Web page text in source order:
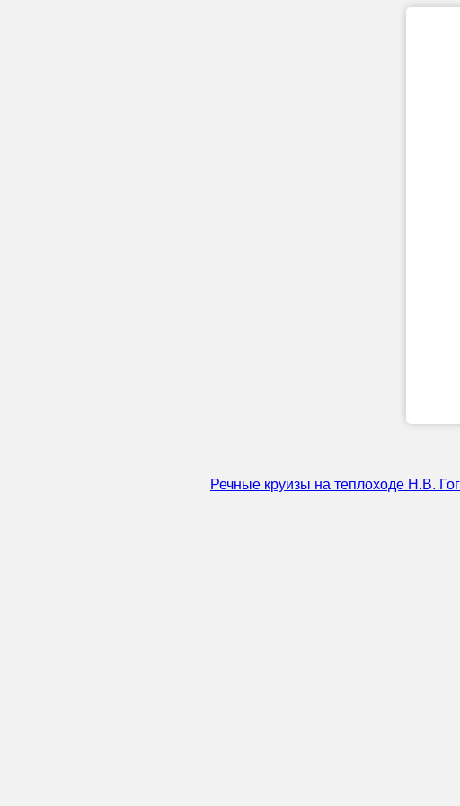
Речные круизы на теплоходе Н.В.